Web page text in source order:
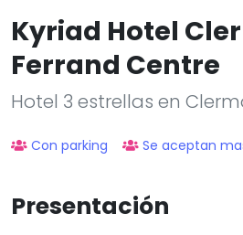
Kyriad Hotel
Ferrand Centre
Hotel 3 estrellas en
Con parking Se aceptan
Presentación